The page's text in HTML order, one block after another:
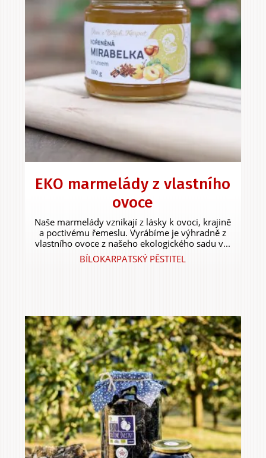
Services
Experiences &
EKO marmelády z vlastního
ovoce
Naše marmelády vznikají z lásky k ovoci, krajině
a poctivému řemeslu. Vyrábíme je výhradně z
vlastního ovoce z našeho ekologického sadu v...
BÍLOKARPATSKÝ PĚSTITEL